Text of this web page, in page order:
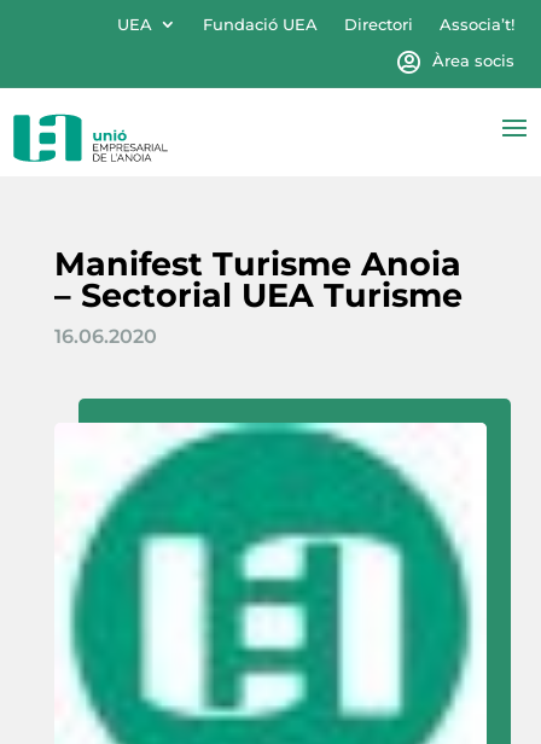
UEA Fundació UEA Directori
Associa’t!
Àrea socis
Manifest Turisme Anoia
– Sectorial UEA Turisme
16.06.2020